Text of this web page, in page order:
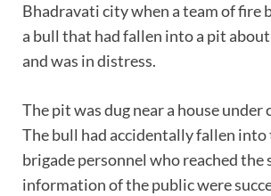
Bhadravati city when a team of fire
a bull that had fallen into a pit
and was in distress.
The pit was dug near a house
The bull had accidentally fallen into
brigade personnel who reached the
information of the public were